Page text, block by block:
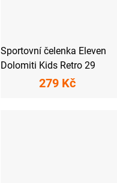
Sportovní čelenka Eleven
Dolomiti Kids Retro 29
279 Kč